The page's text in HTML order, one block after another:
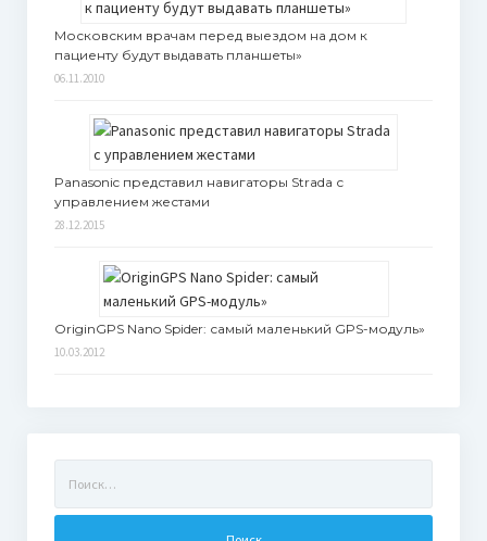
Московским врачам перед выездом на дом к
пациенту будут выдавать планшеты»
06.11.2010
Panasonic представил навигаторы Strada с
управлением жестами
28.12.2015
OriginGPS Nano Spider: самый маленький GPS-модуль»
10.03.2012